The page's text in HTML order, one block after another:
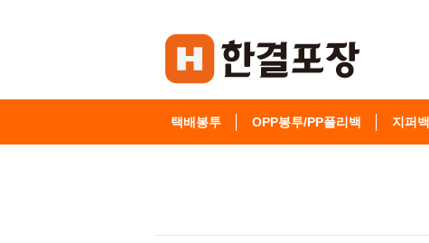
택배봉투 OPP봉투/PP폴리백 지퍼백